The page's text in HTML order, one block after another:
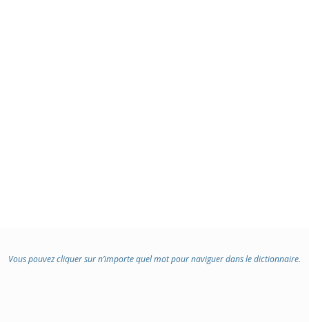
Vous pouvez cliquer sur n’importe quel mot pour naviguer dans le dictionnaire.